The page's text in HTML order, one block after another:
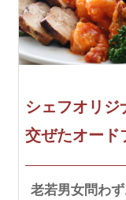
シェフオリ
交ぜたオード
老若男女問わ